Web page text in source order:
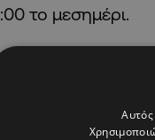
το μεσημέρι.
απόπειρα, θα
Αυτός